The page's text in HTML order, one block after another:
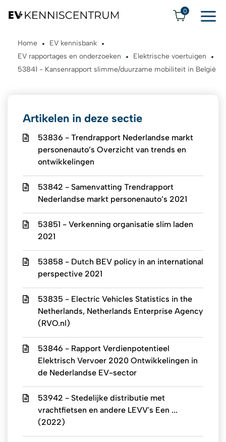
0
Home
EV kennisbank
EV rapportages en onderzoeken
Elektrische voertuigen
53841 - Kansenrapport slimme/duurzame mobiliteit in België
Artikelen in deze sectie
53836 - Trendrapport Nederlandse markt
personenauto’s Overzicht van trends en
ontwikkelingen
53842 - Samenvatting Trendrapport
Nederlandse markt personenauto’s 2021
53851 - Verkenning organisatie slim laden
2021
53858 - Dutch BEV policy in an international
perspective 2021
53835 - Electric Vehicles Statistics in the
Netherlands, Netherlands Enterprise Agency
(RVO.nl)
53846 - Rapport Verdienpotentieel
Elektrisch Vervoer 2020 Ontwikkelingen in
de Nederlandse EV-sector
53942 - Stedelijke distributie met
vrachtfietsen en andere LEVV's Een ...
(2022)